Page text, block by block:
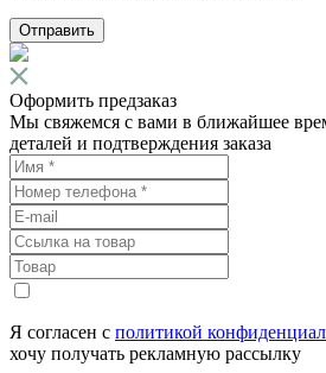
Отправить
Оформить предзаказ
Мы свяжемся с вами в ближайшее
деталей и подтверждения заказа
Я согласен с политикой
хочу получать рекламную рассылку